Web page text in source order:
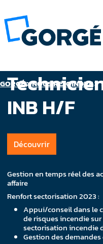
GORGÉ>NOUS REJOINDRE>
INB H/F
Découvrir
Gestion en temps réel des
affaire
Renfort sectorisation 2023 :
Appui/conseil dans le
de risques incendie
sectorisation incendie
Gestion des